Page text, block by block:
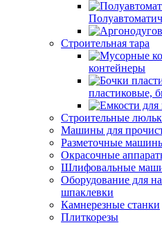
Строительная тара
контейнеры
пластиковые,
Строительные
Машины для
Разметочные
Окрасочные
Шлифовальные
Оборудование для
шпаклевки
Камнерезные станки
Плиткорезы